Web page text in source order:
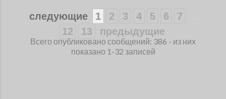
следующие 1 2 3 4 5 6 7
12 13 предыдущие
Всего опубликовано сообщений: 386 - из них
показано 1-32 записей